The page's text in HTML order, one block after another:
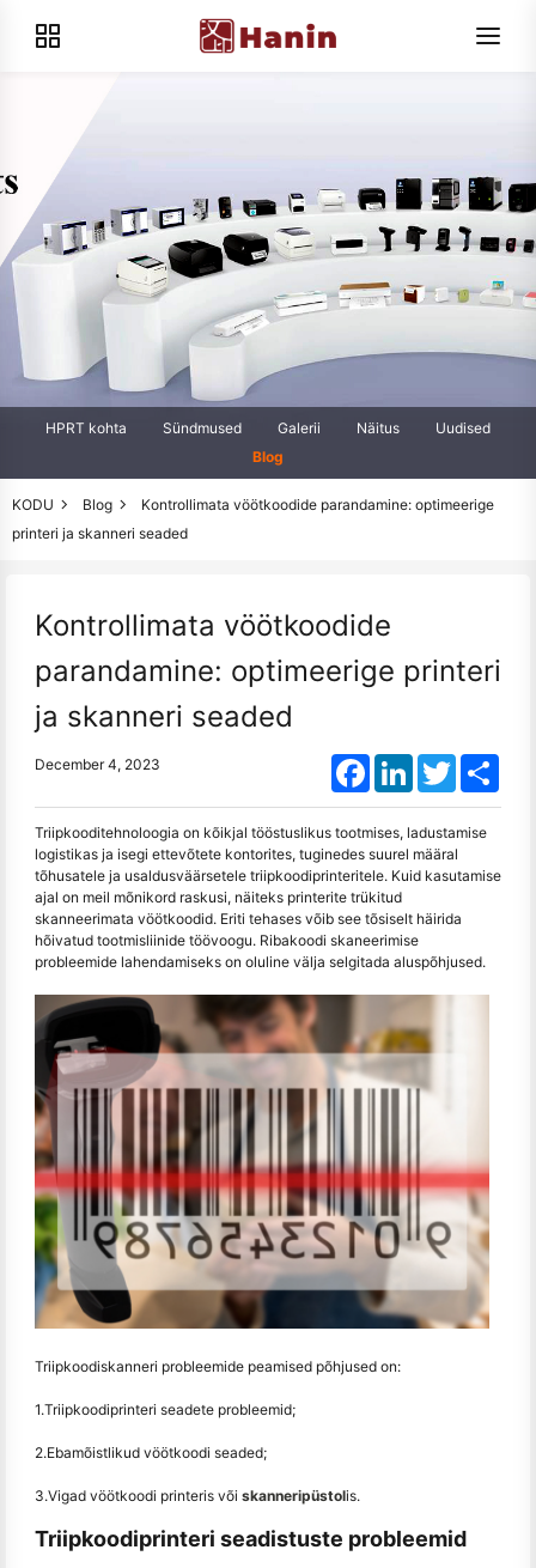
HPRT kohta Sündmused Galerii Näitus
Uudised
Blog
KODU Blog
Kontrollimata vöötkoodide parandamine: optimeerige
printeri ja skanneri seaded
Kontrollimata vöötkoodide
parandamine: optimeerige printeri
ja skanneri seaded
December 4, 2023 FacebookLinkedInTwitter
Triipkooditehnoloogia on kõikjal tööstuslikus tootmises, ladustamise
logistikas ja isegi ettevõtete kontorites, tuginedes suurel määral
tõhusatele ja usaldusväärsetele triipkoodiprinteritele. Kuid kasutamise
ajal on meil mõnikord raskusi, näiteks printerite trükitud
skanneerimata vöötkoodid. Eriti tehases võib see tõsiselt häirida
hõivatud tootmisliinide töövoogu. Ribakoodi skaneerimise
probleemide lahendamiseks on oluline välja selgitada aluspõhjused.
Triipkoodiskanneri probleemide peamised põhjused on:
1.Triipkoodiprinteri seadete probleemid;
2.Ebamõistlikud vöötkoodi seaded;
3.Vigad vöötkoodi printeris või skanneripüstolis.
Triipkoodiprinteri seadistuste probleemid